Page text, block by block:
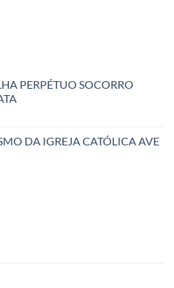
PERPÉTUO SOCORRO
DA IGREJA CATÓLICA AVE